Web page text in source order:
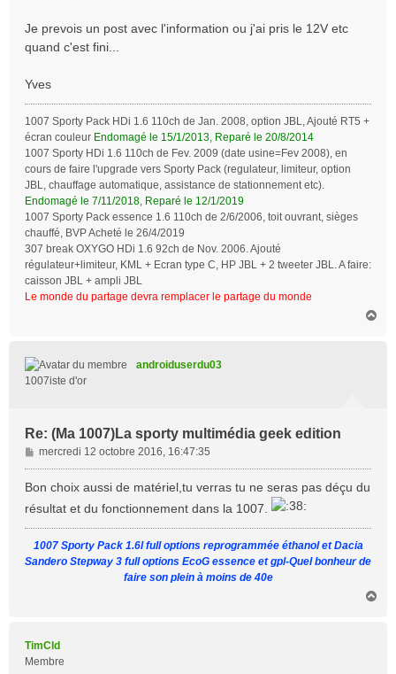
Je prevois un post avec l'information ou j'ai pris le 12V etc
quand c'est fini...
Yves
1007 Sporty Pack HDi 1.6 110ch de Jan. 2008, option JBL, Ajouté RT5 +
écran couleur Endomagé le 15/1/2013, Reparé le 20/8/2014
1007 Sporty HDi 1.6 110ch de Fev. 2009 (date usine=Fev 2008), en
cours de faire l'upgrade vers Sporty Pack (regulateur, limiteur, option
JBL, chauffage automatique, assistance de stationnement etc).
Endomagé le 7/11/2018, Reparé le 12/1/2019
1007 Sporty Pack essence 1.6 110ch de 2/6/2006, toit ouvrant, sièges
chauffé, BVP Acheté le 26/4/2019
307 break OXYGO HDi 1.6 92ch de Nov. 2006. Ajouté
régulateur+limiteur, KML + Ecran type C, HP JBL + 2 tweeter JBL. A faire:
caisson JBL + ampli JBL
Le monde du partage devra remplacer le partage du monde
androiduserdu03
1007iste d'or
Re: (Ma 1007)La sporty multimédia geek edition
M
e
s
a
g
e
mercredi 12 octobre 2016, 16:47:35
Bon choix aussi de matériel,tu verras tu ne seras pas déçu du
résultat et du fonctionnement dans la 1007.
1007 Sporty Pack 1.6l full options reprogrammée éthanol et Dacia
Sandero Stepway 3 full options EcoG essence et gpl-Quel bonheur de
faire son plein à moins de 40e
TimCld
Membre